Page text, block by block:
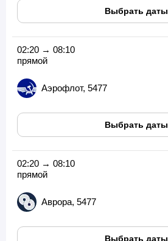
Выбрать даты
02:20 → 08:10
прямой
Аэрофлот, 5477
Выбрать даты
02:20 → 08:10
прямой
Аврора, 5477
Выбрать даты